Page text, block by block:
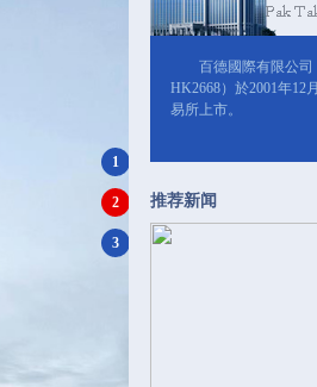
百德國際有限公司
HK2668）於2001年12
易所上市。
推荐新闻
1
2
3